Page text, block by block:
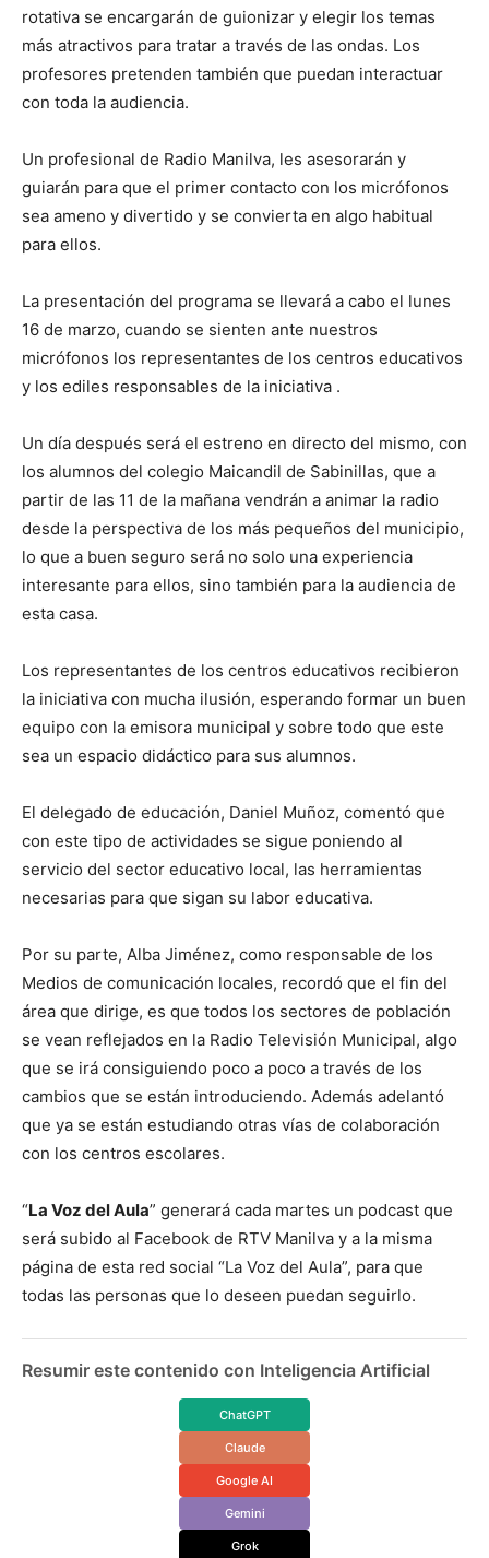
rotativa se encargarán de guionizar y elegir los temas
más atractivos para tratar a través de las ondas. Los
profesores pretenden también que puedan interactuar
con toda la audiencia.
Un profesional de Radio Manilva, les asesorarán y
guiarán para que el primer contacto con los micrófonos
sea ameno y divertido y se convierta en algo habitual
para ellos.
La presentación del programa se llevará a cabo el lunes
16 de marzo, cuando se sienten ante nuestros
micrófonos los representantes de los centros educativos
y los ediles responsables de la iniciativa .
Un día después será el estreno en directo del mismo, con
los alumnos del colegio Maicandil de Sabinillas, que a
partir de las 11 de la mañana vendrán a animar la radio
desde la perspectiva de los más pequeños del municipio,
lo que a buen seguro será no solo una experiencia
interesante para ellos, sino también para la audiencia de
esta casa.
Los representantes de los centros educativos recibieron
la iniciativa con mucha ilusión, esperando formar un buen
equipo con la emisora municipal y sobre todo que este
sea un espacio didáctico para sus alumnos.
El delegado de educación, Daniel Muñoz, comentó que
con este tipo de actividades se sigue poniendo al
servicio del sector educativo local, las herramientas
necesarias para que sigan su labor educativa.
Por su parte, Alba Jiménez, como responsable de los
Medios de comunicación locales, recordó que el fin del
área que dirige, es que todos los sectores de población
se vean reflejados en la Radio Televisión Municipal, algo
que se irá consiguiendo poco a poco a través de los
cambios que se están introduciendo. Además adelantó
que ya se están estudiando otras vías de colaboración
con los centros escolares.
“La Voz del Aula” generará cada martes un podcast que
será subido al Facebook de RTV Manilva y a la misma
página de esta red social “La Voz del Aula”, para que
todas las personas que lo deseen puedan seguirlo.
Resumir este contenido con Inteligencia Artificial
ChatGPT
Claude
Google AI
Gemini
Grok